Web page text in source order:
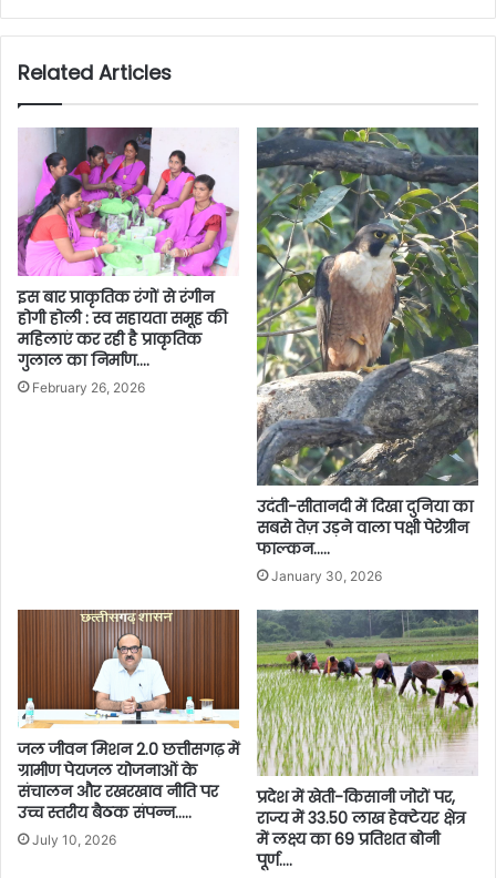
Related Articles
इस बार प्राकृतिक रंगों से रंगीन
होगी होली : स्व सहायता समूह की
महिलाएं कर रही है प्राकृतिक
गुलाल का निर्माण….
February 26, 2026
उदंती-सीतानदी में दिखा दुनिया का
सबसे तेज़ उड़ने वाला पक्षी पेरेग्रीन
फाल्कन…..
January 30, 2026
जल जीवन मिशन 2.0 छत्तीसगढ़ में
ग्रामीण पेयजल योजनाओं के
संचालन और रखरखाव नीति पर
उच्च स्तरीय बैठक संपन्न…..
July 10, 2026
प्रदेश में खेती-किसानी जोरों पर,
राज्य में 33.50 लाख हेक्टेयर क्षेत्र
में लक्ष्य का 69 प्रतिशत बोनी
पूर्ण….